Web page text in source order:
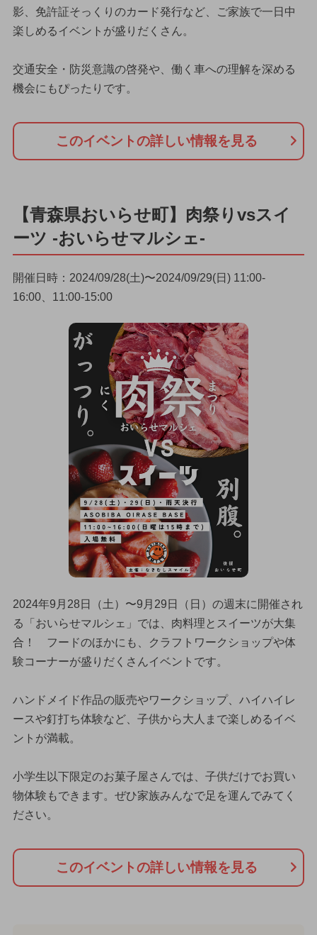
影、免許証そっくりのカード発行など、ご家族で一日中
楽しめるイベントが盛りだくさん。
交通安全・防災意識の啓発や、働く車への理解を深める
機会にもぴったりです。
このイベントの詳しい情報を見る
【青森県おいらせ町】肉祭りvsスイ
ーツ -おいらせマルシェ-
開催日時：2024/09/28(土)〜2024/09/29(日) 11:00-
16:00、11:00-15:00
2024年9月28日（土）〜9月29日（日）の週末に開催され
る「おいらせマルシェ」では、肉料理とスイーツが大集
合！ フードのほかにも、クラフトワークショップや体
験コーナーが盛りだくさんイベントです。
ハンドメイド作品の販売やワークショップ、ハイハイレ
ースや釘打ち体験など、子供から大人まで楽しめるイベ
ントが満載。
小学生以下限定のお菓子屋さんでは、子供だけでお買い
物体験もできます。ぜひ家族みんなで足を運んでみてく
ださい。
このイベントの詳しい情報を見る